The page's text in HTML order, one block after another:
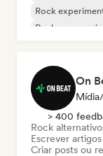
Rock
Rock progressivo
On
> 400
Rock alternativo
Escrever artigos
Criar posts ou